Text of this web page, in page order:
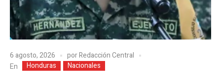
6 agosto, 2026 porRedacción Central
En
Honduras Nacionales